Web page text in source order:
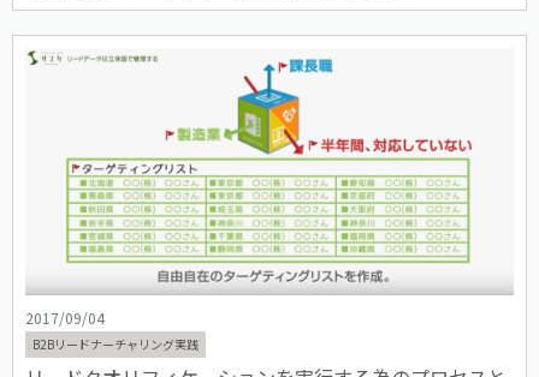
2017/09/04
B2Bリードナーチャリング実践